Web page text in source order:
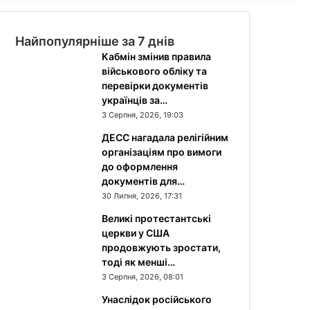
Найпопулярніше за 7 днів
Кабмін змінив правила
військового обліку та
перевірки документів
українців за…
3 Серпня, 2026, 19:03
ДЕСС нагадала релігійним
організаціям про вимоги
до оформлення
документів для…
30 Липня, 2026, 17:31
Великі протестантські
церкви у США
продовжують зростати,
тоді як менші…
3 Серпня, 2026, 08:01
Унаслідок російського